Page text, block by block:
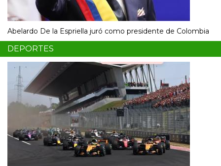
Abelardo De la Espriella juró como presidente de Colombia
DEPORTES